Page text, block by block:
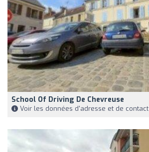
School Of Driving De Chevreuse
Voir les données d'adresse et de contact